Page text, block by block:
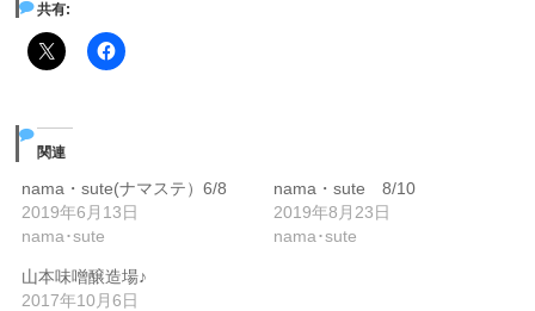
共有:
関連
nama・sute(ナマステ）6/8
2019年6月13日
nama･sute
nama・sute 8/10
2019年8月23日
nama･sute
山本味噌醸造場♪
2017年10月6日